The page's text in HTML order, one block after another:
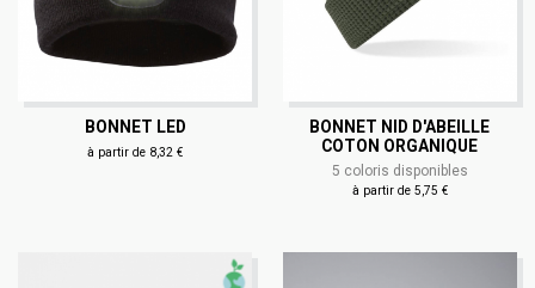
BONNET LED
à partir de 8,32 €
BONNET NID D'ABEILLE
COTON ORGANIQUE
5 coloris disponibles
à partir de 5,75 €